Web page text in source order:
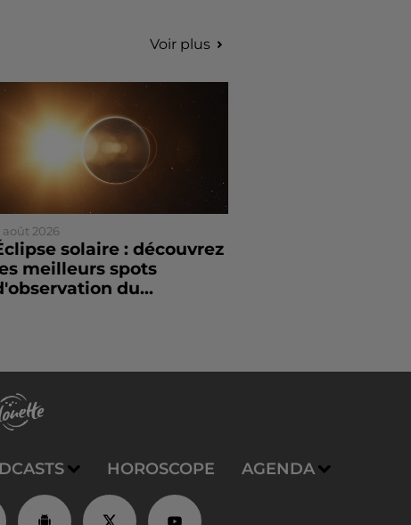
Voir plus
août 2026
solaire : découvrez
meilleurs spots
du...
HOROSCOPE AGENDA